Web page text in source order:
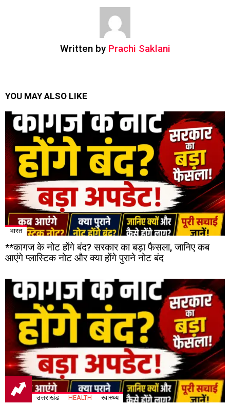
Written by Prachi Saklani
YOU MAY ALSO LIKE
भारत
**कागज के नोट होंगे बंद? सरकार का बड़ा फैसला, जानिए कब
आएंगे प्लास्टिक नोट और क्या होंगे पुराने नोट बंद
उत्तराखंड HEALTH स्वास्थ्य